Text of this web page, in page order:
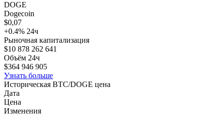
DOGE
Dogecoin
$0,07
+0.4% 24ч
Рыночная капитализация
$10 878 262 641
Объём 24ч
$364 946 905
Узнать больше
Историческая BTC/DOGE цена
Дата
Цена
Изменения